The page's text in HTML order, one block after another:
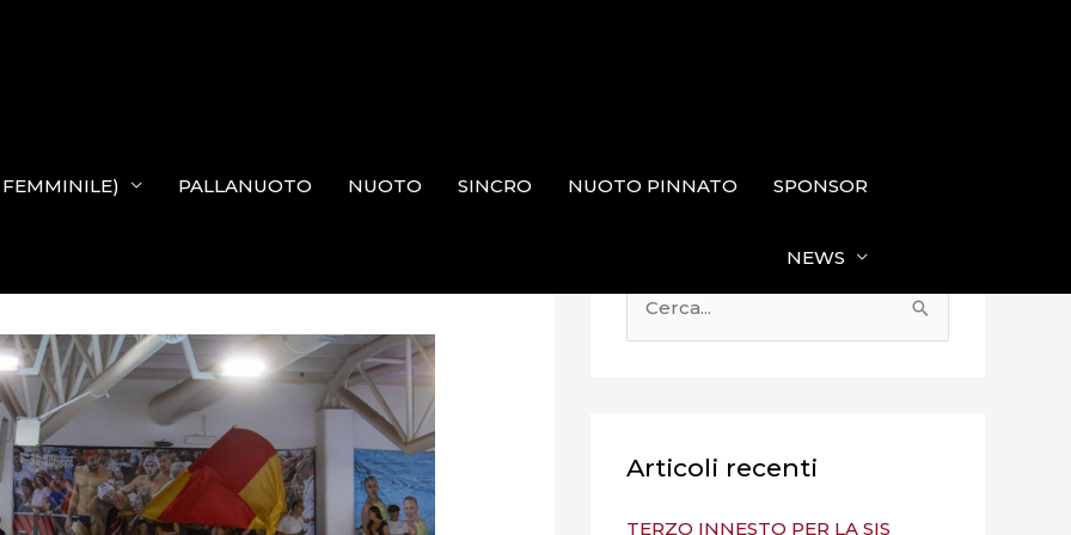
FEMMINILE) PALLANUOTO NUOTO SINCRO NUOTO PINNATO SPONSOR
NEWS
e
a
Articoli recenti
TERZO INNESTO PER LA SIS